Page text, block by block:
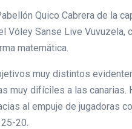
Quico Cabrera de la
Vóley Sanse Live
matemática.
muy distintos
difíciles a las canarias.
al empuje de jugadoras
20.